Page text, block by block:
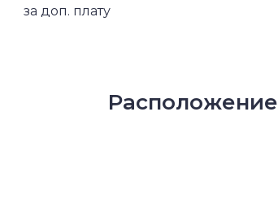
за доп. плату
Расположение